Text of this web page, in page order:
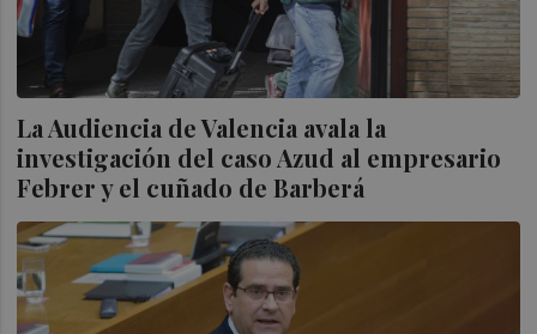
La Audiencia de Valencia avala la
investigación del caso Azud al empresario
Febrer y el cuñado de Barberá